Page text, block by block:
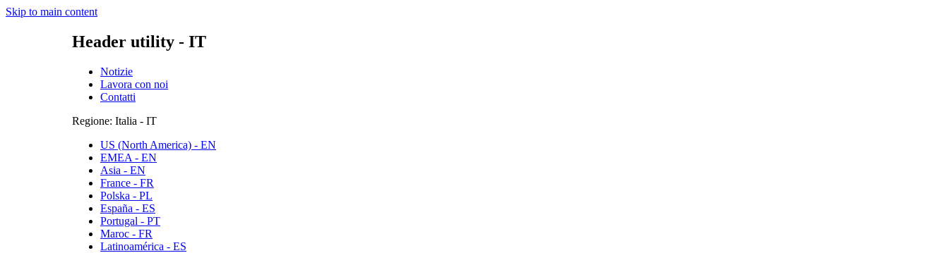
Skip to main content
Header utility - IT
Notizie
Lavora con noi
Contatti
Regione: Italia - IT
US (North America) - EN
EMEA - EN
Asia - EN
France - FR
Polska - PL
España - ES
Portugal - PT
Maroc - FR
Latinoamérica - ES